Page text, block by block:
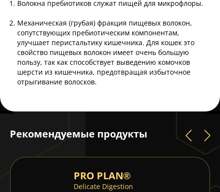
Волокна пребиотиков служат пищей для микрофлоры.
Механическая (грубая) фракция пищевых волокон,
сопутствующих пребиотическим компонентам,
улучшает перистальтику кишечника. Для кошек это
свойство пищевых волокон имеет очень большую
пользу, так как способствует выведению комочков
шерсти из кишечника, предотвращая избыточное
отрыгивание волосков.
Рекомендуемые продукты
PRO PLAN®
Delicate Digestion